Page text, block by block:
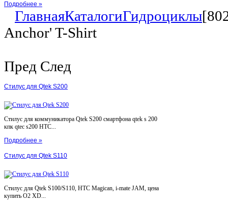
Подробнее »
ГлавнаяКаталогиГидроциклы
Anchor' T-Shirt
Пред След
Стилус для Qtek S200
Стилус для коммуникатора Qtek S200 смартфона qtek s 200
кпк qtec s200 HTC...
Подробнее »
Стилус для Qtek S110
Стилус для Qtek S100/S110, HTC Magican, i-mate JAM, цена
купить O2 XD...